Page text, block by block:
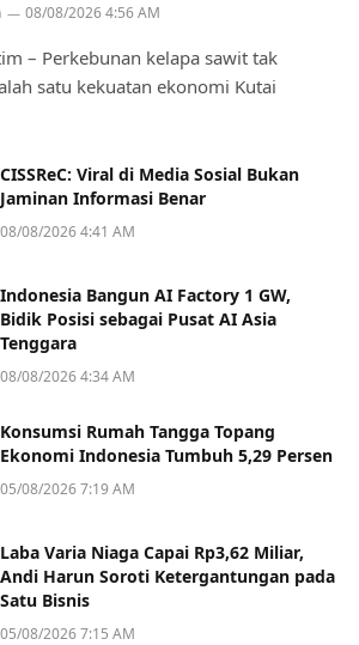
08/08/2026 4:56 AM
– Perkebunan kelapa sawit tak
satu kekuatan ekonomi Kutai
CISSReC: Viral di Media Sosial Bukan
Jaminan Informasi Benar
08/08/2026 4:41 AM
Indonesia Bangun AI Factory 1 GW,
Bidik Posisi sebagai Pusat AI Asia
Tenggara
08/08/2026 4:34 AM
Konsumsi Rumah Tangga Topang
Ekonomi Indonesia Tumbuh 5,29 Persen
05/08/2026 7:19 AM
Laba Varia Niaga Capai Rp3,62 Miliar,
Andi Harun Soroti Ketergantungan pada
Satu Bisnis
05/08/2026 7:15 AM